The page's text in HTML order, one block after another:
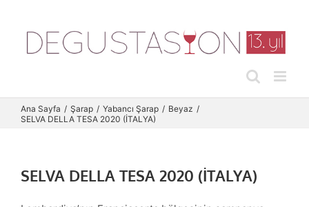
content
Ana Sayfa Şarap Yabancı Şarap
Beyaz
SELVA DELLA TESA 2020 (İTALYA)
SELVA DELLA TESA 2020 (İTALYA)